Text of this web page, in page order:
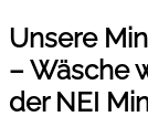
Unsere
– Wäsche
der NEI